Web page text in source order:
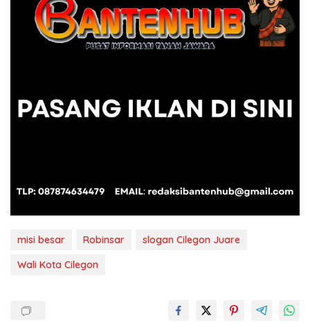
misi besar Robinsar
slogan Cilegon Juare
Wali Kota Cilegon